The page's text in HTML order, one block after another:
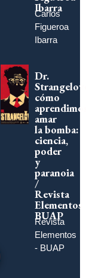
Ibarra
Carlos
Figueroa
Ibarra
Dr.
cómo
amar
la bomba:
ciencia,
poder
y
paranoia
/
Revista
Elementos
BUAP
Revista
Elementos
- BUAP